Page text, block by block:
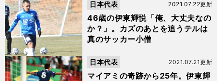
46歳の伊東輝悦「俺、大丈夫なの
か？」。カズのあとを追うテルは
真のサッカー小僧
2021.07.22更新
日本代表
マイアミの奇跡から25年。伊東輝
2021.07.21更新
日本代表